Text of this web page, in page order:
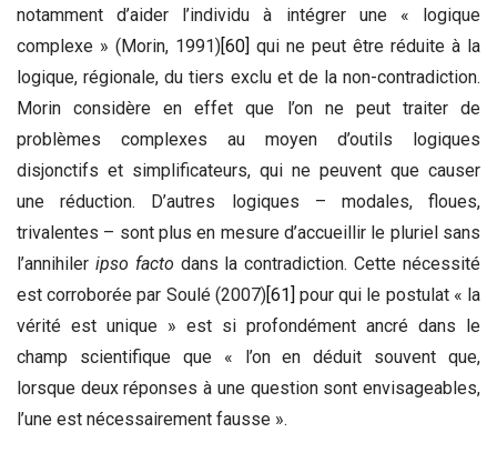
notamment d’aider l’individu à intégrer une « logique
complexe » (Morin, 1991)[60] qui ne peut être réduite à la
logique, régionale, du tiers exclu et de la non-contradiction.
Morin considère en effet que l’on ne peut traiter de
problèmes complexes au moyen d’outils logiques
disjonctifs et simplificateurs, qui ne peuvent que causer
une réduction. D’autres logiques – modales, floues,
trivalentes – sont plus en mesure d’accueillir le pluriel sans
l’annihiler ipso facto dans la contradiction. Cette nécessité
est corroborée par Soulé (2007)[61] pour qui le postulat « la
vérité est unique » est si profondément ancré dans le
champ scientifique que « l’on en déduit souvent que,
lorsque deux réponses à une question sont envisageables,
l’une est nécessairement fausse ».